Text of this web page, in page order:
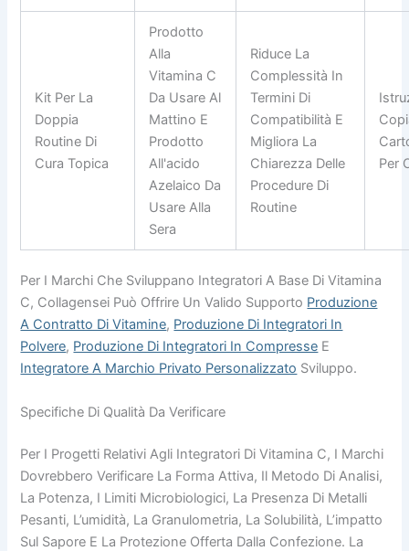
Kit Per La
Doppia
Routine Di
Cura Topica
Prodotto
Alla
Vitamina C
Da Usare Al
Mattino E
Prodotto
All'acido
Azelaico Da
Usare Alla
Sera
Riduce La
Complessità In
Termini Di
Compatibilità E
Migliora La
Chiarezza Delle
Procedure Di
Routine
Per
Per I Marchi Che Sviluppano Integratori A Base Di Vitamina
C, Collagensei Può Offrire Un Valido Supporto Produzione
A Contratto Di Vitamine, Produzione Di Integratori In
Polvere, Produzione Di Integratori In Compresse E
Integratore A Marchio Privato Personalizzato Sviluppo.
Specifiche Di Qualità Da Verificare
Per I Progetti Relativi Agli Integratori Di Vitamina C, I Marchi
Dovrebbero Verificare La Forma Attiva, Il Metodo Di Analisi,
La Potenza, I Limiti Microbiologici, La Presenza Di Metalli
Pesanti, L’umidità, La Granulometria, La Solubilità, L’impatto
Sul Sapore E La Protezione Offerta Dalla Confezione. La